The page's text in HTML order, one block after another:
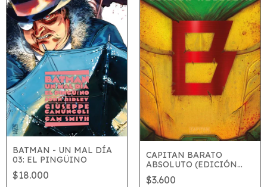
BATMAN - UN MAL DÍA
03: EL PINGÜINO
$18.000
CAPITAN BARATO
ABSOLUTO (EDICIÓN
DIGITAL)
$3.600